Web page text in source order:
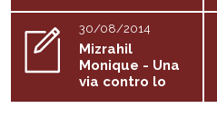
30/08/2014
Mizrahil
Monique - Una
via contro lo
stress